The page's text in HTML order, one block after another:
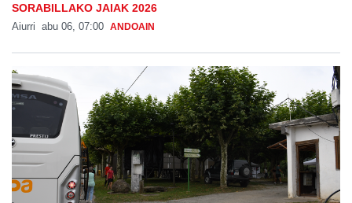
SORABILLAKO JAIAK 2026
Aiurri abu 06, 07:00 ANDOAIN